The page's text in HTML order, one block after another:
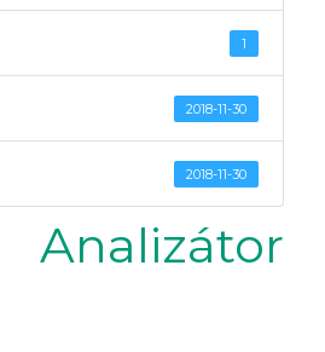
1
2018-11-30
2018-11-30